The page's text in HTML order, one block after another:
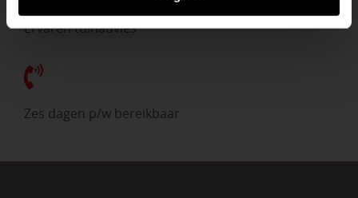
Ervaren tuinadvies
Zes dagen p/w bereikbaar